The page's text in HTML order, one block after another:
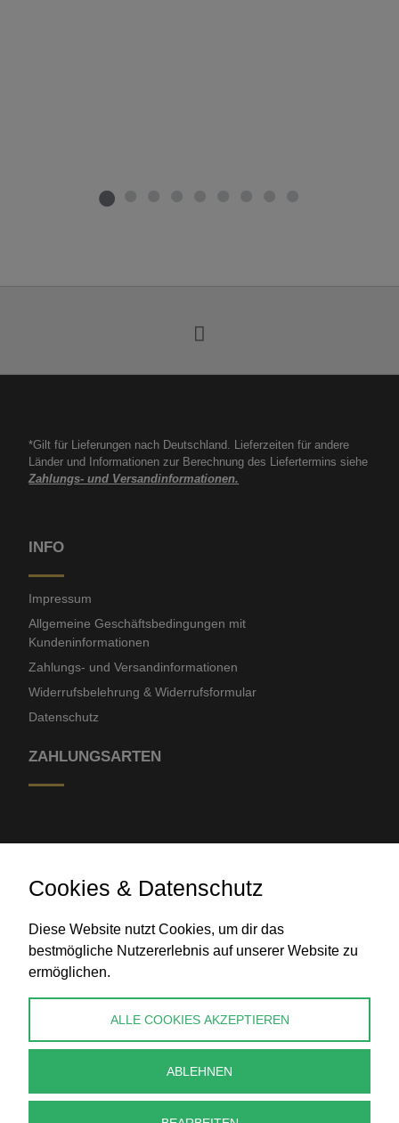
*Gilt für Lieferungen nach Deutschland. Lieferzeiten für andere
Länder und Informationen zur Berechnung des Liefertermins siehe
Zahlungs- und Versandinformationen.
INFO
Impressum
Allgemeine Geschäftsbedingungen mit
Kundeninformationen
Zahlungs- und Versandinformationen
Widerrufsbelehrung & Widerrufsformular
Datenschutz
ZAHLUNGSARTEN
Banküberweisung
info@perlenpresse.de
Vertrag widerrufen
Cookies & Datenschutz
Diese Website nutzt Cookies, um dir das
bestmögliche Nutzererlebnis auf unserer Website zu
ermöglichen.
ALLE COOKIES AKZEPTIEREN
ABLEHNEN